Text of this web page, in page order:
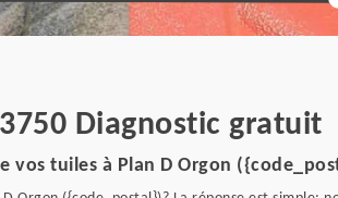
Diagnostic gratuit
tuiles à Plan D Orgon